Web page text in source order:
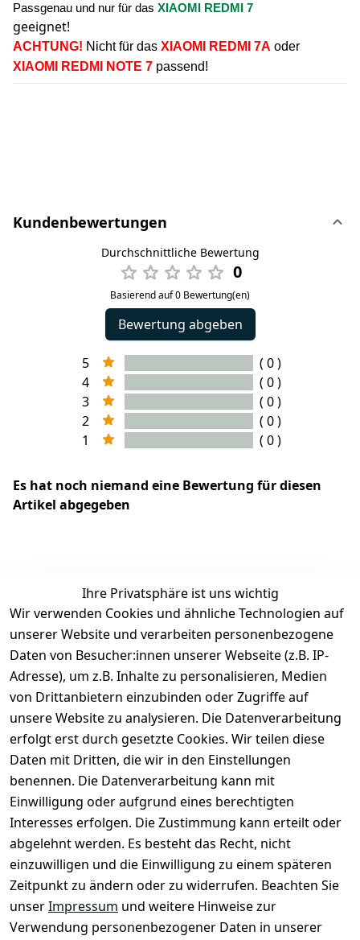
Passgenau und nur für das XIAOMI REDMI 7
geeignet!
ACHTUNG! Nichtfür das XIAOMI REDMI 7A oder
XIAOMI REDMI NOTE 7 passend!
Kundenbewertungen
Durchschnittliche Bewertung
0
Basierend auf 0 Bewertung(en)
Bewertung abgeben
5
( 0 )
4
( 0 )
3
( 0 )
2
( 0 )
1
( 0 )
Es hat noch niemand eine Bewertung für diesen
Artikel abgegeben
EU-Verantwortliche Person - klicken Sie für Details
Ihre Privatsphäre ist uns wichtig
Wir verwenden Cookies und ähnliche Technologien auf
unserer Website und verarbeiten personenbezogene
Daten von Besucher:innen unserer Webseite (z.B. IP-
Adresse), um z.B. Inhalte zu personalisieren, Medien
von Drittanbietern einzubinden oder Zugriffe auf
unsere Website zu analysieren. Die Datenverarbeitung
erfolgt erst durch gesetzte Cookies. Wir teilen diese
Daten mit Dritten, die wir in den Einstellungen
benennen. Die Datenverarbeitung kann mit
Einwilligung oder aufgrund eines berechtigten
Interesses erfolgen. Die Zustimmung kann erteilt oder
abgelehnt werden. Es besteht das Recht, nicht
einzuwilligen und die Einwilligung zu einem späteren
Zeitpunkt zu ändern oder zu widerrufen. Beachten Sie
unserImpressum und weitere Hinweise zur
Verwendung personenbezogener Daten in unserer
Rechtliches
AGB
Impressum
Datenschutze
rklärung
Widerrufsrec
Services
Registrieren
Kontakt
Kontaktformu
lar
Über uns
Zahlung
und
Versand